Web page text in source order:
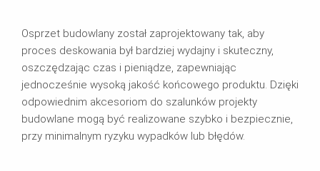
Osprzet budowlany został zaprojektowany tak, aby
proces deskowania był bardziej wydajny i skuteczny,
oszczędzając czas i pieniądze, zapewniając
jednocześnie wysoką jakość końcowego produktu. Dzięki
odpowiednim akcesoriom do szalunków projekty
budowlane mogą być realizowane szybko i bezpiecznie,
przy minimalnym ryzyku wypadków lub błędów.